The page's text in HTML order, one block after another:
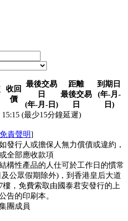
收回
價
最後交易
日
(年-月-日)
距離
最後交易
日
到期日
(年-月-
日)
15:15 (最少15分鐘延遲)
免責聲明]
發行人或擔保人無力償債或違約，
全部應收款項
構性產品的人仕可於工作日的慣常
公眾假期除外)，到香港皇后大道
樓，免費索取由國泰君安發行的上
告的印刷本。
團成員